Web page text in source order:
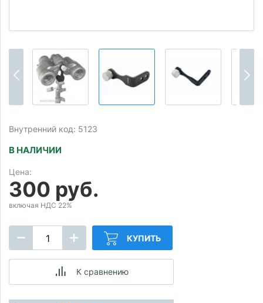
Внутренний код: 5123
В НАЛИЧИИ
Цена:
300 руб.
включая НДС 22%
КУПИТЬ
К сравнению